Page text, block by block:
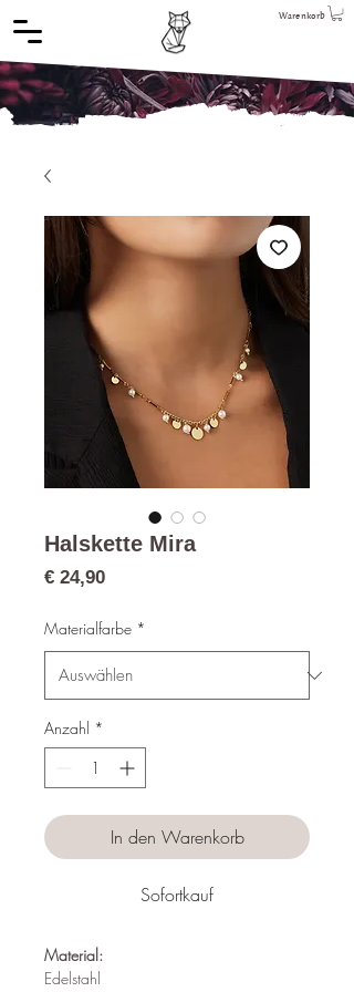
Warenkorb
Halskette Mira
€ 24,90Preis
Materialfarbe *
Anzahl *
In den Warenkorb
Sofortkauf
Material:
Edelstahl